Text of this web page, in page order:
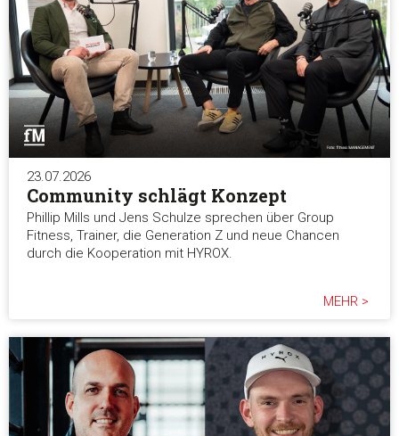
23.07.2026
Community schlägt Konzept
Phillip Mills und Jens Schulze sprechen über Group
Fitness, Trainer, die Generation Z und neue Chancen
durch die Kooperation mit HYROX.
MEHR >